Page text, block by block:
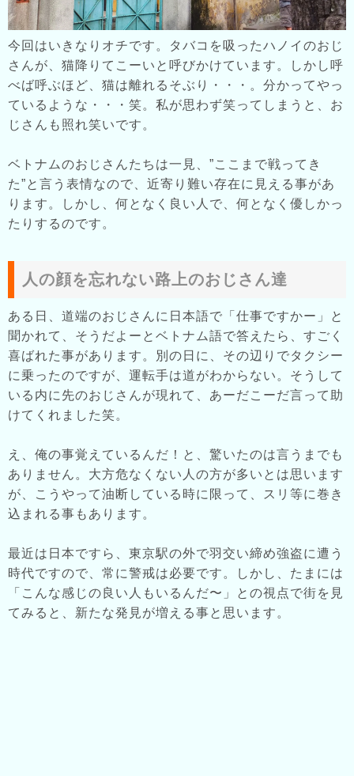
今回はいきなりオチです。タバコを吸ったハノイのおじ
さんが、猫降りてこーいと呼びかけています。しかし呼
べば呼ぶほど、猫は離れるそぶり・・・。分かってやっ
ているような・・・笑。私が思わず笑ってしまうと、お
じさんも照れ笑いです。
ベトナムのおじさんたちは一見、”ここまで戦ってき
た”と言う表情なので、近寄り難い存在に見える事があ
ります。しかし、何となく良い人で、何となく優しかっ
たりするのです。
人の顔を忘れない路上のおじさん達
ある日、道端のおじさんに日本語で「仕事ですかー」と
聞かれて、そうだよーとベトナム語で答えたら、すごく
喜ばれた事があります。別の日に、その辺りでタクシー
に乗ったのですが、運転手は道がわからない。そうして
いる内に先のおじさんが現れて、あーだこーだ言って助
けてくれました笑。
え、俺の事覚えているんだ！と、驚いたのは言うまでも
ありません。大方危なくない人の方が多いとは思います
が、こうやって油断している時に限って、スリ等に巻き
込まれる事もあります。
最近は日本ですら、東京駅の外で羽交い締め強盗に遭う
時代ですので、常に警戒は必要です。しかし、たまには
「こんな感じの良い人もいるんだ〜」との視点で街を見
てみると、新たな発見が増える事と思います。